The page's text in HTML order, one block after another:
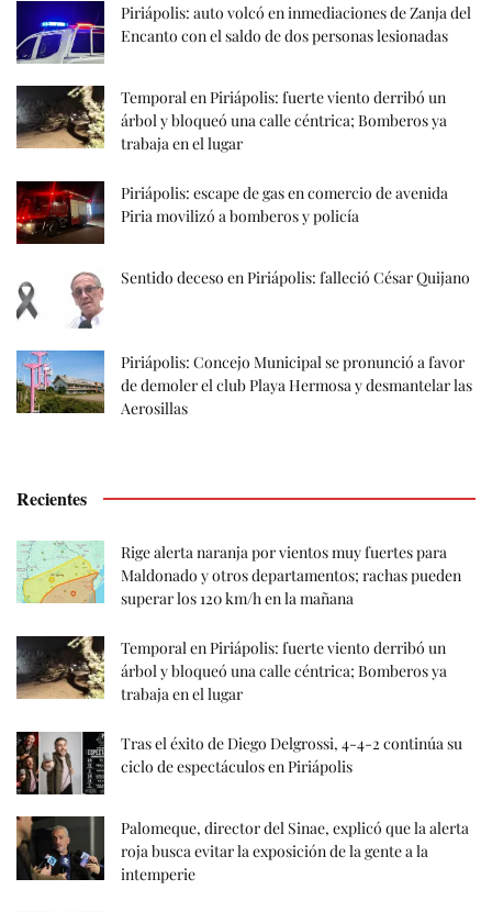
Piriápolis: auto volcó en inmediaciones de Zanja del
Encanto con el saldo de dos personas lesionadas
Temporal en Piriápolis: fuerte viento derribó un
árbol y bloqueó una calle céntrica; Bomberos ya
trabaja en el lugar
Piriápolis: escape de gas en comercio de avenida
Piria movilizó a bomberos y policía
Sentido deceso en Piriápolis: falleció César Quijano
Piriápolis: Concejo Municipal se pronunció a favor
de demoler el club Playa Hermosa y desmantelar las
Aerosillas
Recientes
Rige alerta naranja por vientos muy fuertes para
Maldonado y otros departamentos; rachas pueden
superar los 120 km/h en la mañana
Temporal en Piriápolis: fuerte viento derribó un
árbol y bloqueó una calle céntrica; Bomberos ya
trabaja en el lugar
Tras el éxito de Diego Delgrossi, 4-4-2 continúa su
ciclo de espectáculos en Piriápolis
Palomeque, director del Sinae, explicó que la alerta
roja busca evitar la exposición de la gente a la
intemperie